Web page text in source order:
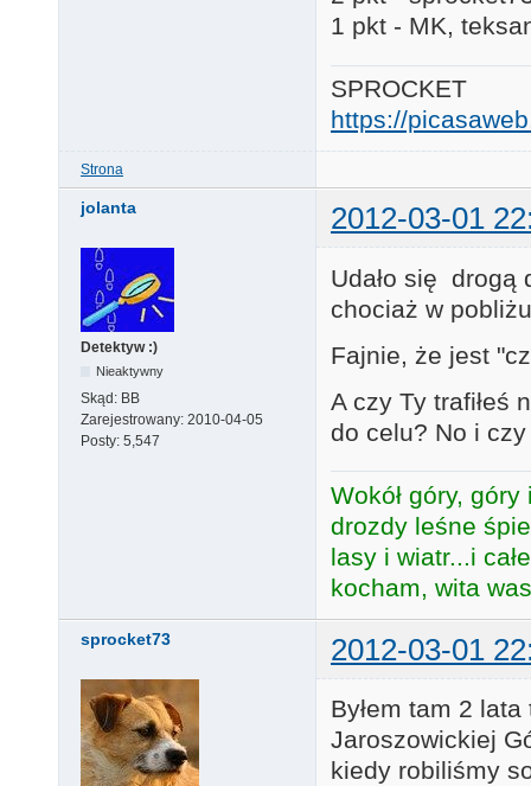
1 pkt - MK,
SPROCKET
https://
Strona
jolanta 2012-03-01
Detektyw :)
Nieaktywny
Skąd: BB
Zarejestrowany: 2010-04-05
Posty: 5,547
Udało się
chociaż w
Fajnie, że jest
A czy Ty trafiłeś
do celu? No i
Wokół góry,
drozdy leśne
lasy i wiatr...i
kocham, wita
sprocket73 2012-03-01
Byłem tam 2
Jaroszowickiej
kiedy robiliśmy